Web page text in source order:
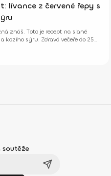
lívance z červené řepy s
znáš. Toto je recept na slané
kozího sýru. Zdravá večeře do 25
soutěže